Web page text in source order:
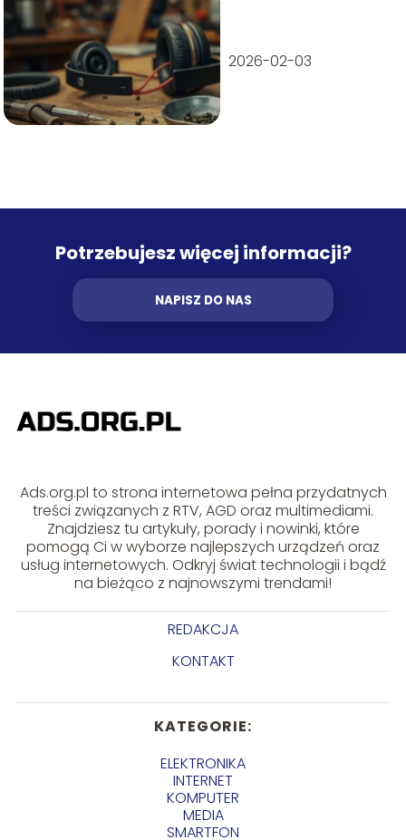
2026-02-03
Potrzebujesz więcej informacji?
NAPISZ DO NAS
Ads.org.pl to strona internetowa pełna przydatnych
treści związanych z RTV, AGD oraz multimediami.
Znajdziesz tu artykuły, porady i nowinki, które
pomogą Ci w wyborze najlepszych urządzeń oraz
usług internetowych. Odkryj świat technologii i bądź
na bieżąco z najnowszymi trendami!
REDAKCJA
KONTAKT
KATEGORIE:
ELEKTRONIKA
INTERNET
KOMPUTER
MEDIA
SMARTFON